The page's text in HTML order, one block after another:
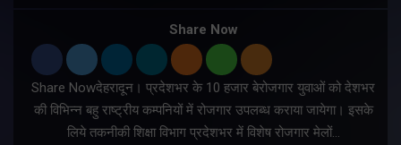
Share Now
Share Nowदेहरादून। प्रदेशभर के 10 हजार बेरोजगार युवाओं को देशभर
की विभिन्न बहु राष्ट्रीय कम्पनियों में रोजगार उपलब्ध कराया जायेगा। इसके
लिये तकनीकी शिक्षा विभाग प्रदेशभर में विशेष रोजगार मेलों…